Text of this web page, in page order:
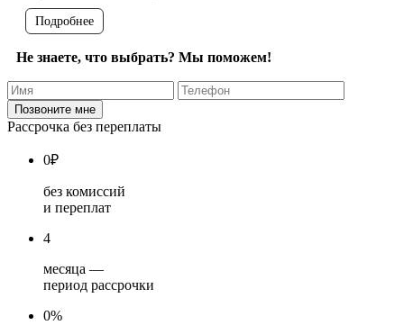
Подробнее
Не знаете, что выбрать? Мы поможем!
Рассрочка без переплаты
0₽
без комиссий
и переплат
4
месяца —
период рассрочки
0%